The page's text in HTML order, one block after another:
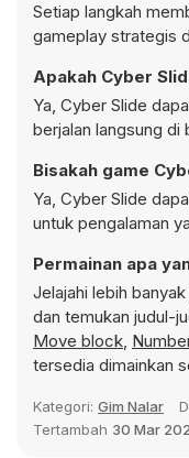
Setiap langkah
gameplay strategis
Apakah Cyber
Ya, Cyber Slide
berjalan langsung di
Bisakah game
Ya, Cyber Slide
untuk pengalaman
Permainan apa
Jelajahi lebih
dan temukan judul-
Move block,
tersedia dimainkan
Kategori: Gim Nalar
Tertambah 30 Mar